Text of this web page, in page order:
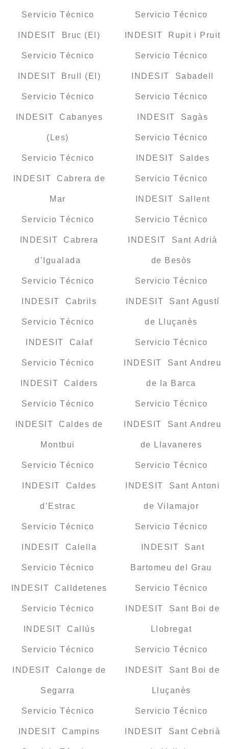
Servicio Técnico
INDESIT Bruc (El)
Servicio Técnico
INDESIT Brull (El)
Servicio Técnico
INDESIT Cabanyes
(Les)
Servicio Técnico
INDESIT Cabrera de
Mar
Servicio Técnico
INDESIT Cabrera
d’Igualada
Servicio Técnico
INDESIT Cabrils
Servicio Técnico
INDESIT Calaf
Servicio Técnico
INDESIT Calders
Servicio Técnico
INDESIT Caldes de
Montbui
Servicio Técnico
INDESIT Caldes
d’Estrac
Servicio Técnico
INDESIT Calella
Servicio Técnico
INDESIT Calldetenes
Servicio Técnico
INDESIT Callús
Servicio Técnico
INDESIT Calonge de
Segarra
Servicio Técnico
INDESIT Campins
Servicio Técnico
INDESIT Rupit i Pruit
Servicio Técnico
INDESIT Sabadell
Servicio Técnico
INDESIT Sagàs
Servicio Técnico
INDESIT Saldes
Servicio Técnico
INDESIT Sallent
Servicio Técnico
INDESIT Sant Adrià
de Besòs
Servicio Técnico
INDESIT Sant Agustí
de Lluçanès
Servicio Técnico
INDESIT Sant Andreu
de la Barca
Servicio Técnico
INDESIT Sant Andreu
de Llavaneres
Servicio Técnico
INDESIT Sant Antoni
de Vilamajor
Servicio Técnico
INDESIT Sant
Bartomeu del Grau
Servicio Técnico
INDESIT Sant Boi de
Llobregat
Servicio Técnico
INDESIT Sant Boi de
Lluçanès
Servicio Técnico
INDESIT Sant Cebrià